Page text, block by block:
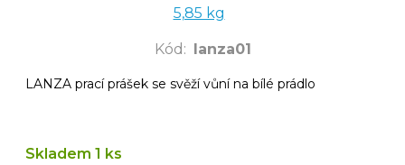
5,85 kg
Kód : lanza01
LANZA prací prášek se svěží vůní na bílé prádlo
Skladem 1 ks